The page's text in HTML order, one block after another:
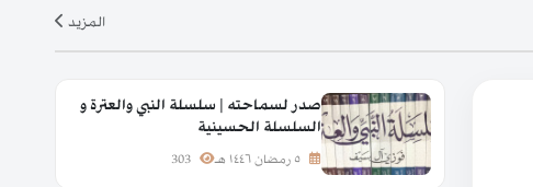
المزيد
صدر لسماحته | سلسلة النبي والعترة و
السلسلة الحسينية